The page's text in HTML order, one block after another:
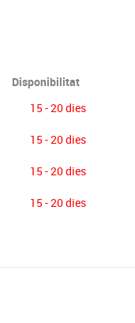
Disponibilitat
15 - 20 dies
15 - 20 dies
15 - 20 dies
15 - 20 dies